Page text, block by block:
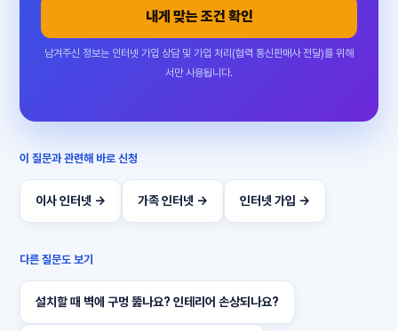
내게 맞는 조건 확인
남겨주신 정보는 인터넷 가입 상담 및 가입 처리(협력 통신판매사 전달)를 위해
서만 사용됩니다.
이 질문과 관련해 바로 신청
이사 인터넷 → 가족 인터넷 → 인터넷 가입 →
다른 질문도 보기
설치할 때 벽에 구멍 뚫나요? 인테리어 손상되나요?